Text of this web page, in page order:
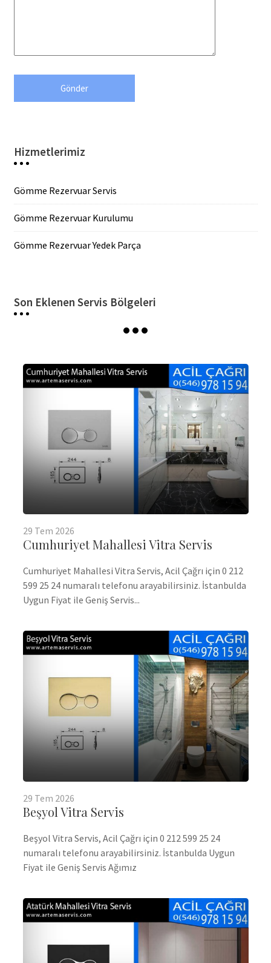
Hizmetlerimiz
Gömme Rezervuar Servis
Gömme Rezervuar Kurulumu
Gömme Rezervuar Yedek Parça
Son Eklenen Servis Bölgeleri
29 Tem 2026
Cumhuriyet Mahallesi Vitra Servis
Cumhuriyet Mahallesi Vitra Servis, Acil Çağrı için 0 212
599 25 24 numaralı telefonu arayabilirsiniz. İstanbulda
Uygun Fiyat ile Geniş Servis...
29 Tem 2026
Beşyol Vitra Servis
Beşyol Vitra Servis, Acil Çağrı için 0 212 599 25 24
numaralı telefonu arayabilirsiniz. İstanbulda Uygun
Fiyat ile Geniş Servis Ağımız